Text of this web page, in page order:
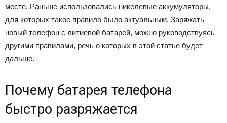
месте. Раньше использовались никелевые аккумуляторы,
для которых такое правило было актуальным. Заряжать
новый телефон с литиевой батарей, можно руководствуясь
другими правилами, речь о которых в этой статье будет
дальше.
Почему батарея телефона
быстро разряжается